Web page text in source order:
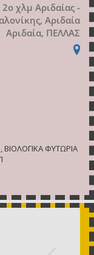
2ο χλμ Αριδαίας -
Αριδαία
Αριδαία, ΠΕΛΛΑΣ
ΒΙΟΛΟΓΙΚΑ ΦΥΤΩΡΙΑ